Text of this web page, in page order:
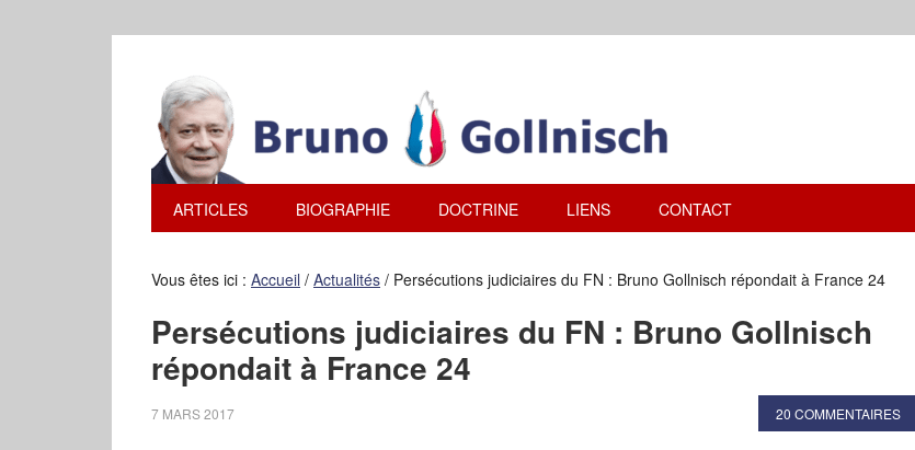
ARTICLES BIOGRAPHIE DOCTRINE LIENS CONTACT
Vous êtes ici : Accueil / Actualités / Persécutions judiciaires du FN : Bruno Gollnisch répondait à France 24
Persécutions judiciaires du FN : Bruno Gollnisch
répondait à France 24
7 MARS 2017 20 COMMENTAIRES